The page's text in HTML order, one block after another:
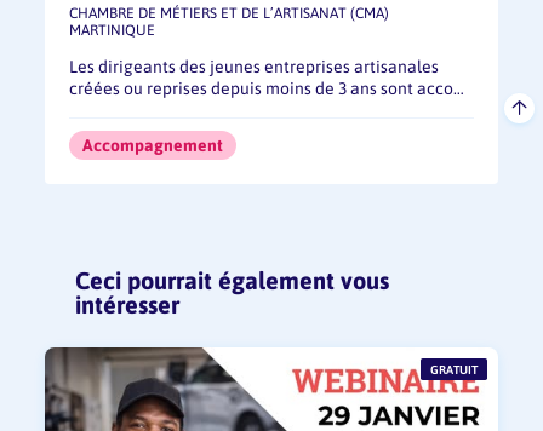
CHAMBRE DE MÉTIERS ET DE L’ARTISANAT (CMA)
MARTINIQUE
Les dirigeants des jeunes entreprises artisanales
créées ou reprises depuis moins de 3 ans sont acco…
Accompagnement
Ceci pourrait également vous
intéresser
GRATUIT